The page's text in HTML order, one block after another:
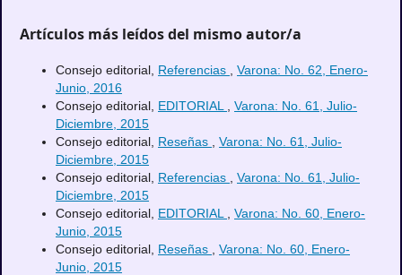
Artículos más leídos del mismo autor/a
Consejo editorial, Referencias
Varona: No. 62, Enero-
Junio, 2016
Consejo editorial, EDITORIAL
Varona: No. 61, Julio-
Diciembre, 2015
Consejo editorial, Reseñas
Varona: No. 61, Julio-
Diciembre, 2015
Consejo editorial, Referencias
Varona: No. 61, Julio-
Diciembre, 2015
Consejo editorial, EDITORIAL
Varona: No. 60, Enero-
Junio, 2015
Consejo editorial, Reseñas
Varona: No. 60, Enero-
Junio, 2015